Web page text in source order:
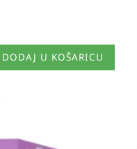
DODAJ U KOŠARICU